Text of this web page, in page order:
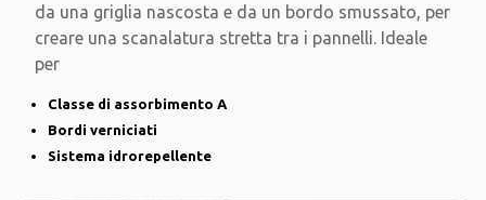
da una griglia nascosta e da un bordo smussato, per
creare una scanalatura stretta tra i pannelli. Ideale
per
Classe di assorbimento A
Bordi verniciati
Sistema idrorepellente